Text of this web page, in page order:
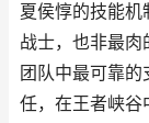
夏侯惇的技能
战士，也非最
团队中最可靠
任，在王者峡谷